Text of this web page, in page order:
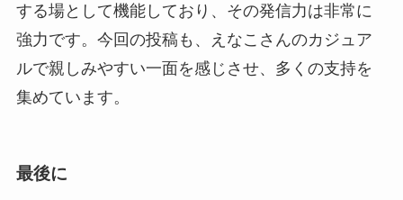
する場として機能しており、その発信力は非常に
強力です。今回の投稿も、えなこさんのカジュア
ルで親しみやすい一面を感じさせ、多くの支持を
集めています。
最後に